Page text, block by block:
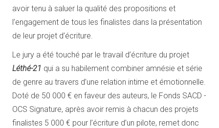
avoir tenu à saluer la qualité des propositions et
l’engagement de tous les finalistes dans la présentation
de leur projet d’écriture.
Le jury a été touché par le travail d’écriture du projet
Léthé-21 qui a su habilement combiner amnésie et série
de genre au travers d’une relation intime et émotionnelle.
Doté de 50 000 € en faveur des auteurs, le Fonds SACD -
OCS Signature, après avoir remis à chacun des projets
finalistes 5 000 € pour l’écriture d’un pilote, remet donc